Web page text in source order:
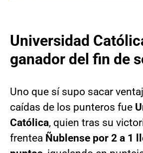
Universidad
ganador del fin de
Uno que sí supo sacar
caídas de los punteros fue
Católica, quien tras su
frentea Ñublense por 2 a 1